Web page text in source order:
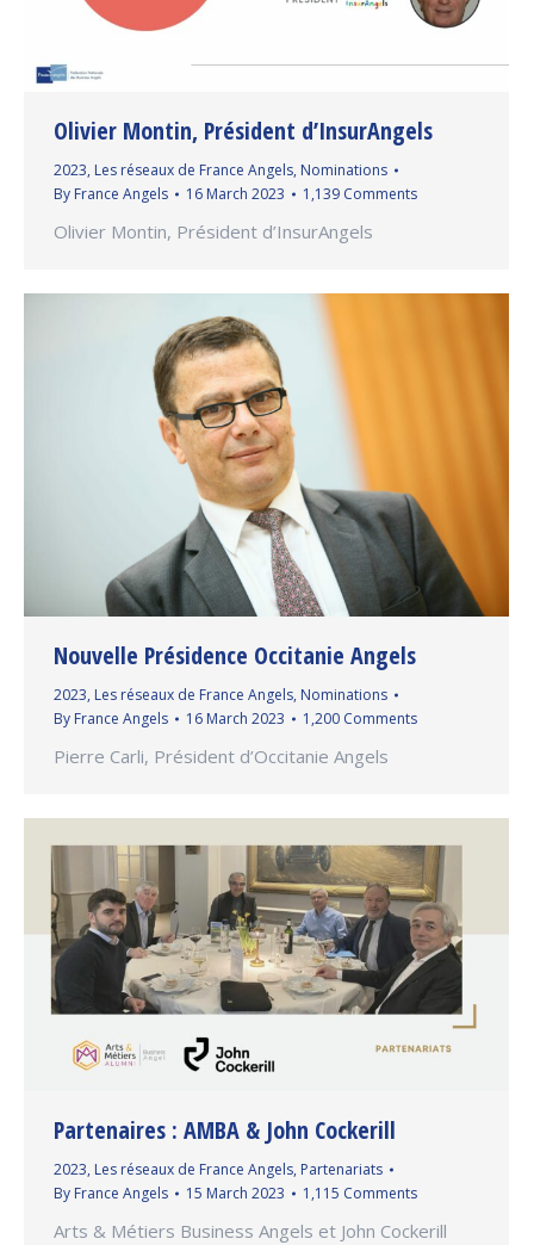
Olivier Montin, Président d’InsurAngels
2023, Les réseaux de France Angels, Nominations
By France Angels 16 March 2023 1,139 Comments
Olivier Montin, Président d’InsurAngels
Nouvelle Présidence Occitanie Angels
2023, Les réseaux de France Angels, Nominations
By France Angels 16 March 2023 1,200 Comments
Pierre Carli, Président d’Occitanie Angels
Partenaires : AMBA & John Cockerill
2023, Les réseaux de France Angels, Partenariats
By France Angels 15 March 2023 1,115 Comments
Arts & Métiers Business Angels et John Cockerill